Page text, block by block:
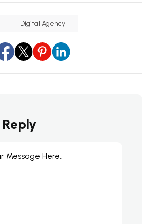
Digital Agency